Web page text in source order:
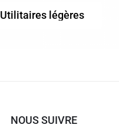
Utilitaires légères
NOUS SUIVRE